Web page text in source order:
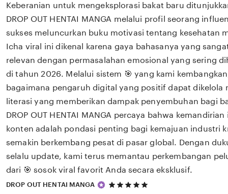
Keberanian untuk mengeksplorasi bakat baru
DROP OUT HENTAI MANGA melalui profil seorang
sukses meluncurkan buku motivasi tentang kesehatan
Icha viral ini dikenal karena gaya bahasanya yang
relevan dengan permasalahan emosional yang sering
di tahun 2026. Melalui sistem 🎯 yang kami
bagaimana pengaruh digital yang positif dapat dikelola
literasi yang memberikan dampak penyembuhan bagi
DROP OUT HENTAI MANGA percaya bahwa
konten adalah pondasi penting bagi kemajuan industri
semakin berkembang pesat di pasar global. Dengan
selalu update, kami terus memantau perkembangan
dari 🎯 sosok viral favorit Anda secara eksklusif.
DROP OUT HENTAI MANGA
5